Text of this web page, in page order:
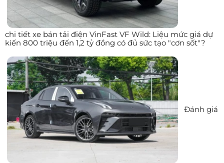
chi tiết xe bán tải điện VinFast VF Wild: Liệu mức giá dự
kiến 800 triệu đến 1,2 tỷ đồng có đủ sức tạo "cơn sốt"?
Đánh giá